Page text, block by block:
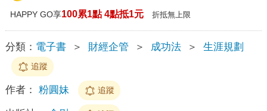
HAPPY GO享100累1點 4點抵1元 折抵無上限
分類： 電子書 ＞ 財經企管 ＞ 成功法 ＞ 生涯規劃
追蹤
作者： 粉圓妹 追蹤